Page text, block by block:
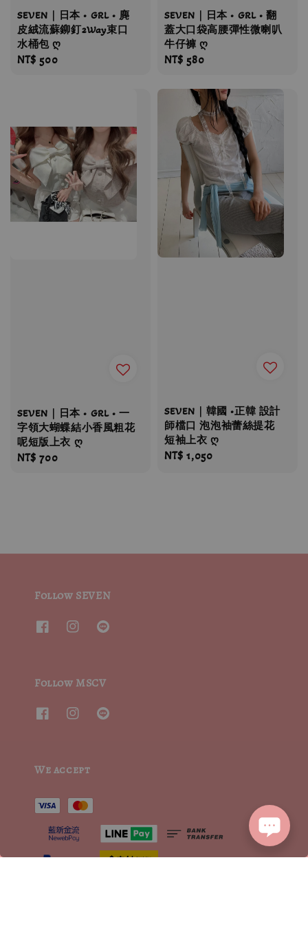
SEVEN｜日本 • GRL • 麂
皮絨流蘇鉚釘2Way束口
水桶包 ღ
Regular
NT$ 500
SEVEN｜日本 • GRL • 翻
蓋大口袋高腰彈性微喇叭
牛仔褲 ღ
Regular
NT$ 580
SEVEN｜日本 • GRL • 一
字領大蝴蝶結小香風粗花
呢短版上衣 ღ
Regular
NT$ 700
SEVEN｜韓國 •正韓 設計
師檔口 泡泡袖蕾絲提花
短袖上衣 ღ
Regular
NT$ 1,050
Follow SEVEN
Follow MSCV
We accept